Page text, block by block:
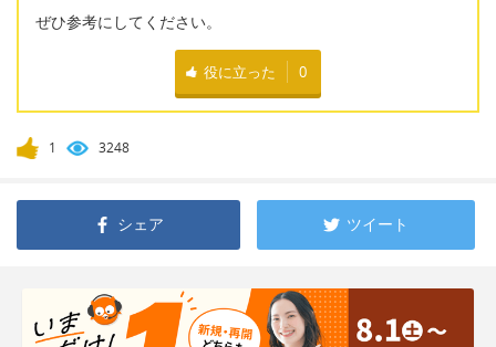
ぜひ参考にしてください。
役に立った 0
1 3248
シェア ツイート